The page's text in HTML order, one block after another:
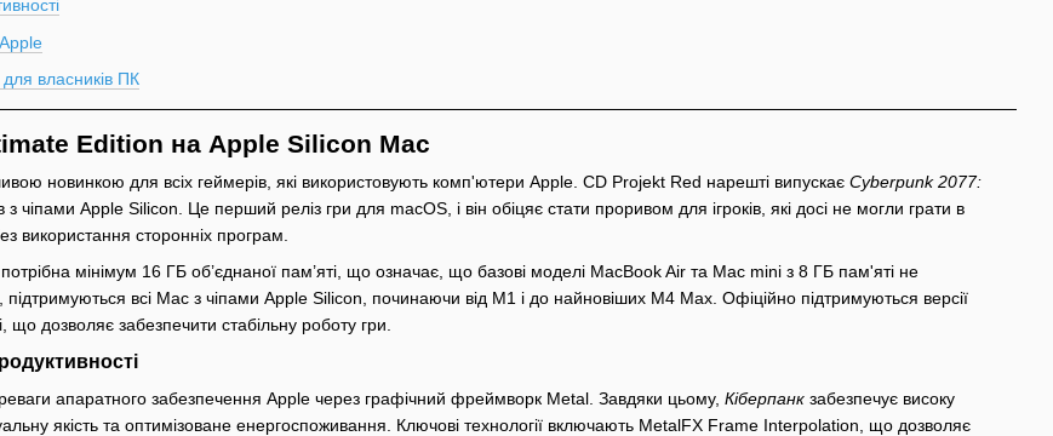
для власників ПК
Edition на Apple Silicon Mac
новинкою для всіх геймерів, які використовують комп'ютери Apple. CD Projekt Red нарешті випускає Cyberpunk 2077:
з чіпами Apple Silicon. Це перший реліз гри для macOS, і він обіцяє стати проривом для ігроків, які досі не могли грати в
використання сторонніх програм.
мінімум 16 ГБ об’єднаної пам’яті, що означає, що базові моделі MacBook Air та Mac mini з 8 ГБ пам'яті не
підтримуються всі Mac з чіпами Apple Silicon, починаючи від M1 і до найновіших M4 Max. Офіційно підтримуються версії
дозволяє забезпечити стабільну роботу гри.
апаратного забезпечення Apple через графічний фреймворк Metal. Завдяки цьому, Кіберпанк забезпечує високу
якість та оптимізоване енергоспоживання. Ключові технології включають MetalFX Frame Interpolation, що дозволяє